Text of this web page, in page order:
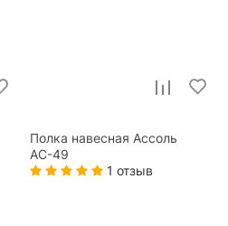
Полка навесная Ассоль
АС-49
1 отзыв